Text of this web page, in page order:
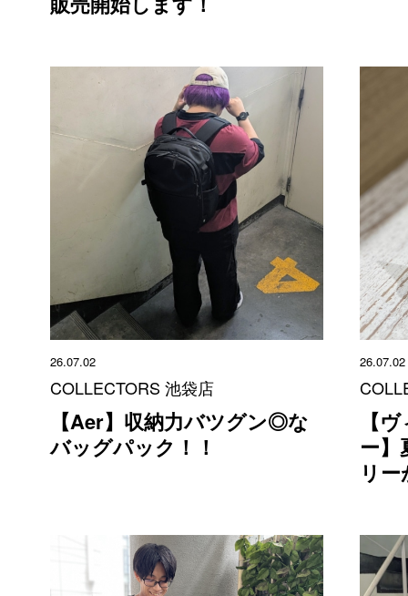
26.07.02
COLLECTORS 池袋店
【Aer】収納力バツグン◎な
バッグパック！！
26.07.02
【
ー
リ